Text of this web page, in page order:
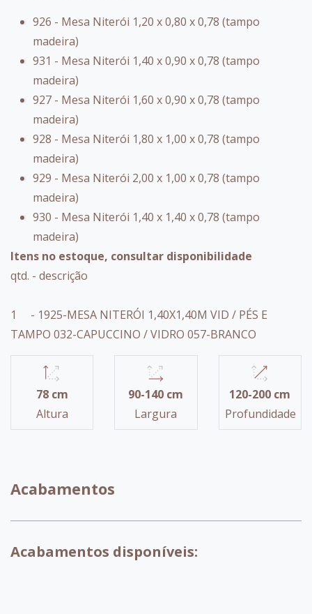
926 - Mesa Niterói 1,20 x 0,80 x 0,78 (tampo
madeira)
931 - Mesa Niterói 1,40 x 0,90 x 0,78 (tampo
madeira)
927 - Mesa Niterói 1,60 x 0,90 x 0,78 (tampo
madeira)
928 - Mesa Niterói 1,80 x 1,00 x 0,78 (tampo
madeira)
929 - Mesa Niterói 2,00 x 1,00 x 0,78 (tampo
madeira)
930 - Mesa Niterói 1,40 x 1,40 x 0,78 (tampo
madeira)
Itens no estoque, consultar disponibilidade
qtd. - descrição
1 - 1925-MESA NITERÓI 1,40X1,40M VID / PÉS E
TAMPO 032-CAPUCCINO / VIDRO 057-BRANCO
78 cm
Altura
90-140 cm
Largura
120-200 cm
Profundidade
Acabamentos
Acabamentos disponíveis: